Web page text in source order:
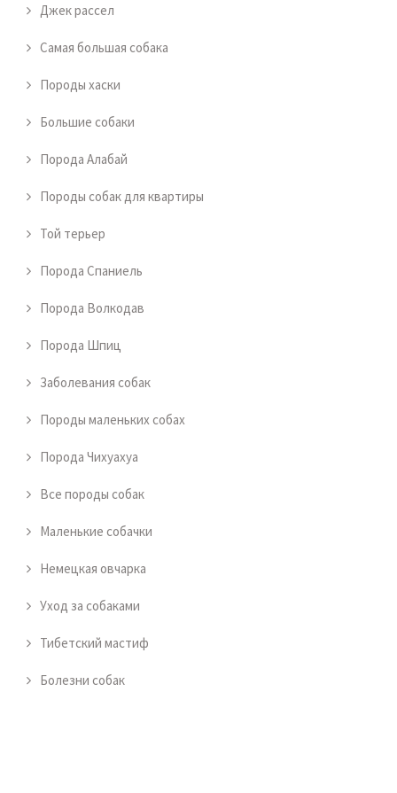
Джек рассел
Самая большая собака
Породы хаски
Большие собаки
Порода Алабай
Породы собак для квартиры
Той терьер
Порода Спаниель
Порода Волкодав
Порода Шпиц
Заболевания собак
Породы маленьких собах
Порода Чихуахуа
Все породы собак
Маленькие собачки
Немецкая овчарка
Уход за собаками
Тибетский мастиф
Болезни собак